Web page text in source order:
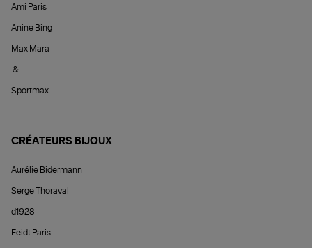
Ami Paris
Anine Bing
Max Mara
&
Sportmax
CRÉATEURS BIJOUX
Aurélie Bidermann
Serge Thoraval
d1928
Feidt Paris